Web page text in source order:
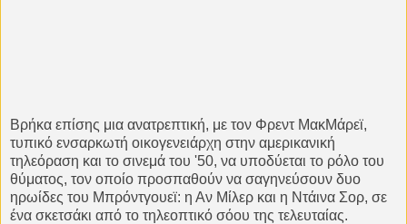
Βρήκα επίσης μια ανατρεπτική, με τον Φρεντ ΜακΜάρεϊ,
τυπικό ενσαρκωτή οικογενειάρχη στην αμερικανική
τηλεόραση και το σινεμά του '50, να υποδύεται το ρόλο του
θύματος, τον οποίο προσπαθούν να σαγηνεύσουν δυο
ηρωίδες του Μπρόντγουεϊ: η Αν Μίλερ και η Ντάινα Σορ, σε
ένα σκετσάκι από το τηλεοπτικό σόου της τελευταίας.